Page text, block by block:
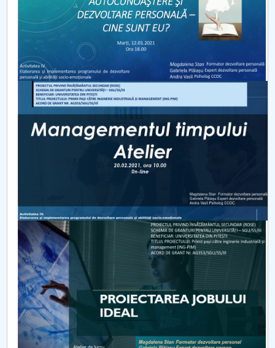
Proiect PRIM STUD
Proiect SU-ETIC
Protecția datelor personale
UNIVERSITATE pentru comunitate
IOSUD/CSUD-Doctorate
Evenimente CUP
Accesibilitate pentru studenții cu dizabilități
Raportul Conducerii Centrului Universitar Pitești
privind implementarea Planului Operațional 2020-
2024
Parteneri CUP